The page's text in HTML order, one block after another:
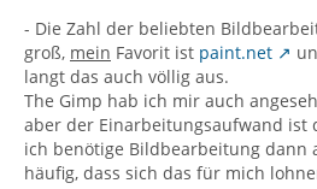
- Die Zahl der beliebten
groß, mein Favorit ist paint.net
langt das auch völlig aus.
The Gimp hab ich mir auch
aber der Einarbeitungsaufwand ist
ich benötige Bildbearbeitung dann
häufig, dass sich das für mich